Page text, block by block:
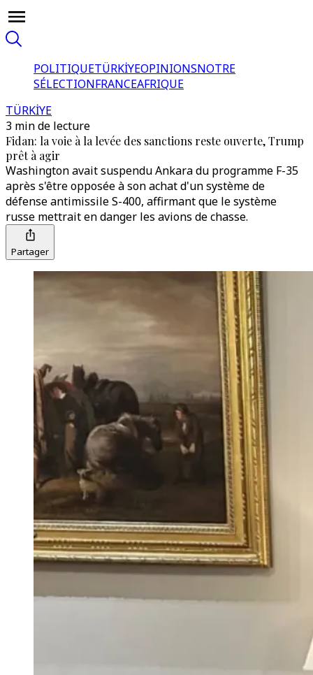
POLITIQUETÜRKİYEOPINIONSNOTRE
SÉLECTIONFRANCEAFRIQUE
TÜRKİYE
3 min de lecture
Fidan: la voie à la levée des sanctions reste ouverte, Trump
prêt à agir
Washington avait suspendu Ankara du programme F-35
après s'être opposée à son achat d'un système de
défense antimissile S-400, affirmant que le système
russe mettrait en danger les avions de chasse.
Partager